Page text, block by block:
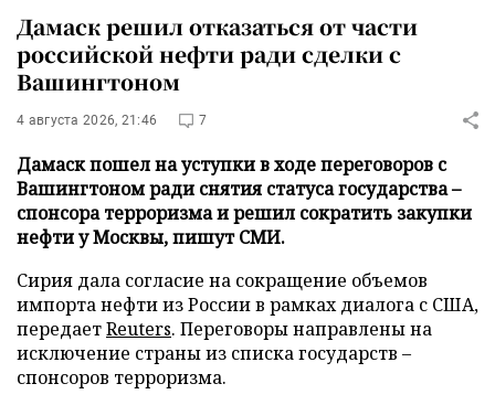
Дамаск решил отказаться от части
российской нефти ради сделки с
Вашингтоном
4 августа 2026, 21:46 7
Дамаск пошел на уступки в ходе переговоров с
Вашингтоном ради снятия статуса государства –
спонсора терроризма и решил сократить закупки
нефти у Москвы, пишут СМИ.
Сирия дала согласие на сокращение объемов
импорта нефти из России в рамках диалога с США,
передаетReuters. Переговоры направлены на
исключение страны из списка государств –
спонсоров терроризма.